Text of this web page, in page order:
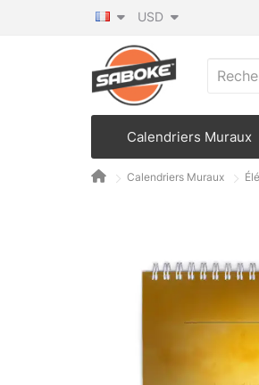
USD
Calendriers Muraux
Calendriers Muraux